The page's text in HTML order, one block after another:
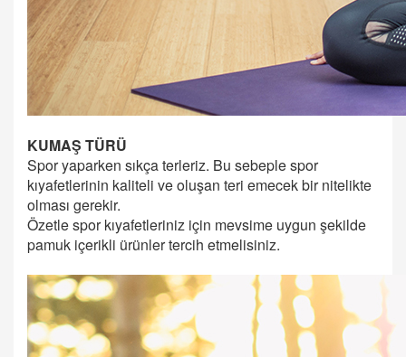
KUMAŞ TÜRÜ
Spor yaparken sıkça terleriz. Bu sebeple spor
kıyafetlerinin kaliteli ve oluşan teri emecek bir nitelikte
olması gerekir.
Özetle spor kıyafetleriniz için mevsime uygun şekilde
pamuk içerikli ürünler tercih etmelisiniz.